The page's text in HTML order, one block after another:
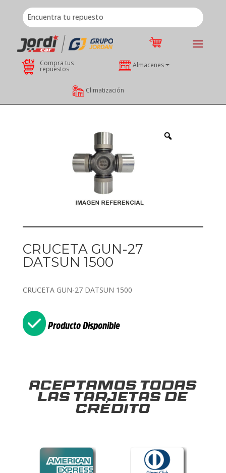
Compra tus
repuestos Almacenes
Climatización
CRUCETA GUN-27
DATSUN 1500
CRUCETA GUN-27 DATSUN 1500
Producto Disponible
Aceptamos todas
las tarjetas de
crédito